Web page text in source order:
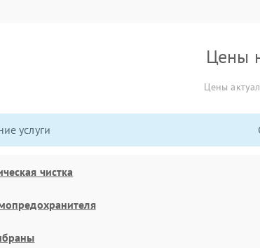
Цены
Цены
услуги
чистка